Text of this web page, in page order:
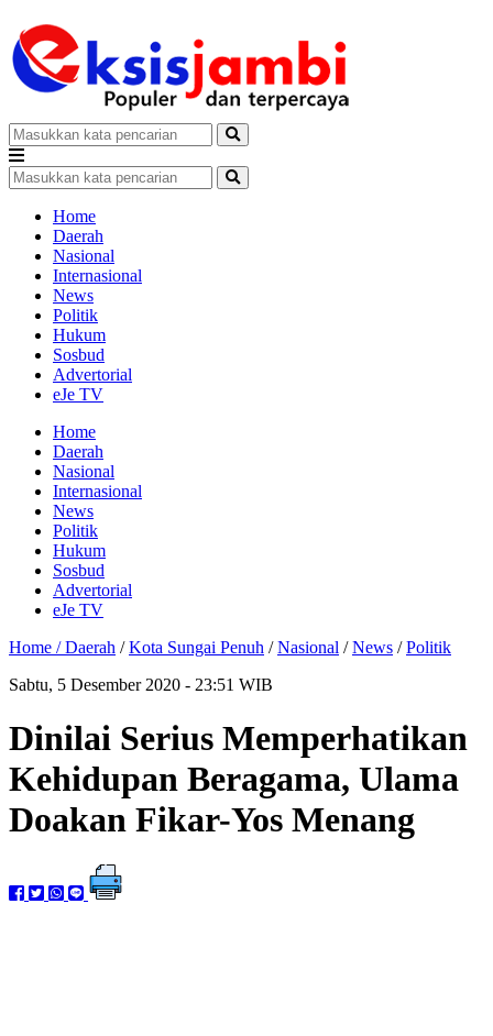
Home
Daerah
Nasional
Internasional
News
Politik
Hukum
Sosbud
Advertorial
eJe TV
Home
Daerah
Nasional
Internasional
News
Politik
Hukum
Sosbud
Advertorial
eJe TV
Home /Daerah /Kota Sungai Penuh /Nasional /News /Politik
Sabtu, 5 Desember 2020 - 23:51 WIB
Dinilai Serius Memperhatikan
Kehidupan Beragama, Ulama
Doakan Fikar-Yos Menang